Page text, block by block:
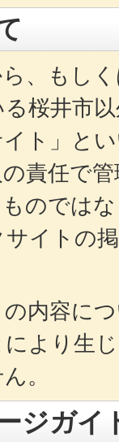
、もし
桜井市
ト」と
責任で
のでは
イトの
内容に
より生
。
ジガイ